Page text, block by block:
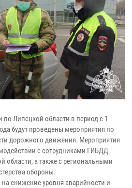
по Липецкой области в период с 1
будут проведены мероприятия по
дорожного движения. Мероприятия
с сотрудниками ГИБДД
области, а также с региональными
обороны.
снижение уровня аварийности и